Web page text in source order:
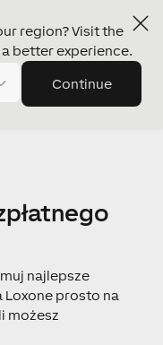
region? Visit the
better experience.
Continue
najlepsze
Loxone prosto na
możesz